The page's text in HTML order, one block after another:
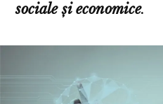
sociale și economice.